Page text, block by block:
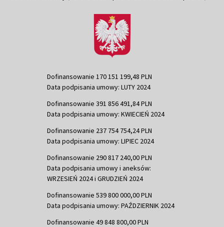
Dofinansowanie 170 151 199,48 PLN
Data podpisania umowy: LUTY 2024
Dofinansowanie 391 856 491,84 PLN
Data podpisania umowy: KWIECIEŃ 2024
Dofinansowanie 237 754 754,24 PLN
Data podpisania umowy: LIPIEC 2024
Dofinansowanie 290 817 240,00 PLN
Data podpisania umowy i aneksów:
WRZESIEŃ 2024 i GRUDZIEŃ 2024
Dofinansowanie 539 800 000,00 PLN
Data podpisania umowy: PAŹDZIERNIK 2024
Dofinansowanie 49 848 800,00 PLN